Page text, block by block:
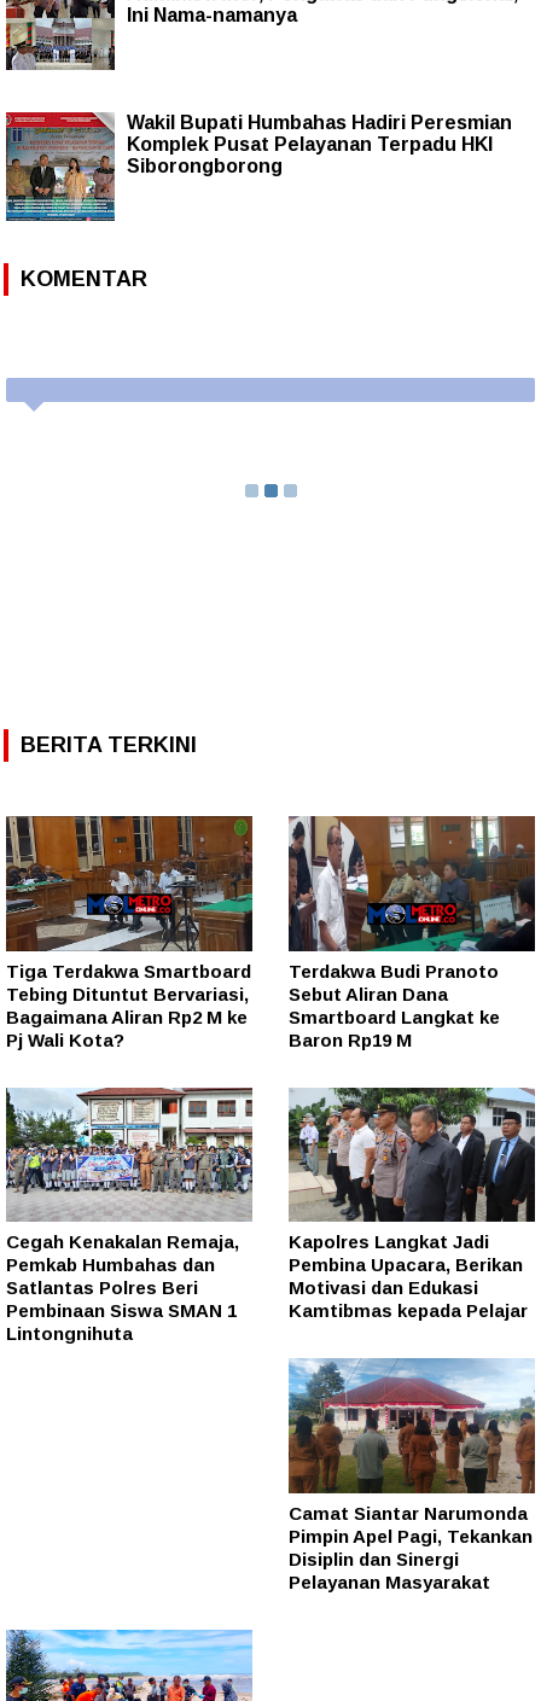
Ini Nama-namanya
Wakil Bupati Humbahas Hadiri Peresmian
Komplek Pusat Pelayanan Terpadu HKI
Siborongborong
KOMENTAR
BERITA TERKINI
Tiga Terdakwa Smartboard
Tebing Dituntut Bervariasi,
Bagaimana Aliran Rp2 M ke
Pj Wali Kota?
Terdakwa Budi Pranoto
Sebut Aliran Dana
Smartboard Langkat ke
Baron Rp19 M
Cegah Kenakalan Remaja,
Pemkab Humbahas dan
Satlantas Polres Beri
Pembinaan Siswa SMAN 1
Lintongnihuta
Kapolres Langkat Jadi
Pembina Upacara, Berikan
Motivasi dan Edukasi
Kamtibmas kepada Pelajar
Camat Siantar Narumonda
Pimpin Apel Pagi, Tekankan
Disiplin dan Sinergi
Pelayanan Masyarakat